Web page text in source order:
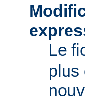
Le
plus